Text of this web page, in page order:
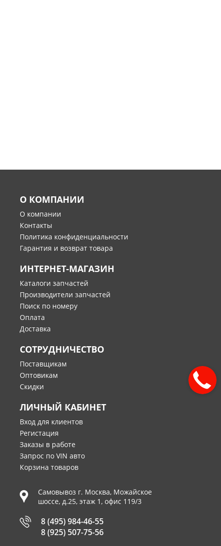
О КОМПАНИИ
О компании
Контакты
Политика конфиденциальности
Гарантия и возврат товара
ИНТЕРНЕТ-МАГАЗИН
Каталоги запчастей
Производители запчастей
Поиск по номеру
Оплата
Доставка
СОТРУДНИЧЕСТВО
Поставщикам
Оптовикам
Скидки
ЛИЧНЫЙ КАБИНЕТ
Вход для клиентов
Регистация
Заказы в работе
Запрос по VIN авто
Корзина товаров
Самовывоз г. Москва, Можайское
шоссе, д.25, этаж 1, офис 119/3
8 (495) 984-46-55
8 (925) 507-75-56